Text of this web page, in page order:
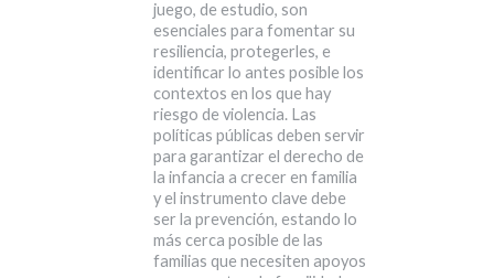
juego, de estudio, son
esenciales para fomentar su
resiliencia, protegerles, e
identificar lo antes posible los
contextos en los que hay
riesgo de violencia. Las
políticas públicas deben servir
para garantizar el derecho de
la infancia a crecer en familia
y el instrumento clave debe
ser la prevención, estando lo
más cerca posible de las
familias que necesiten apoyos